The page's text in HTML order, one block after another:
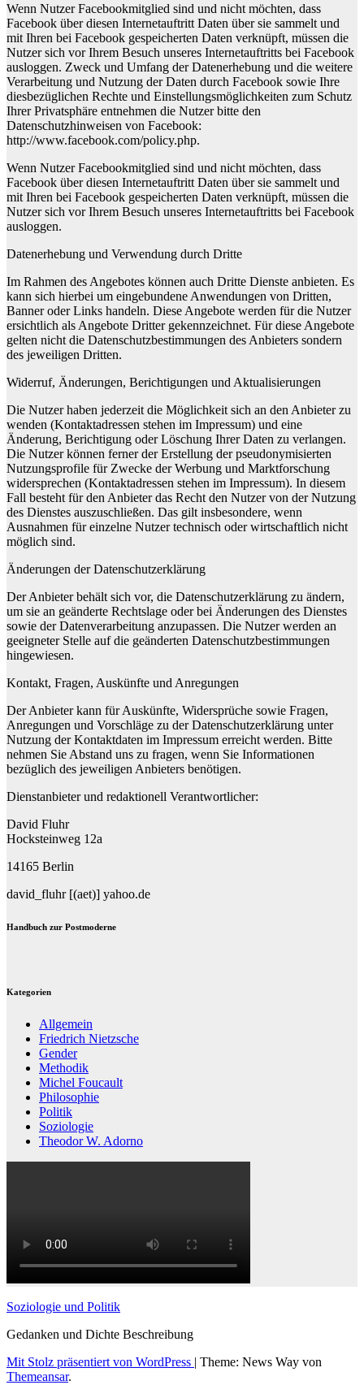
Wenn Nutzer Facebookmitglied sind und nicht möchten, dass
Facebook über diesen Internetauftritt Daten über sie sammelt und
mit Ihren bei Facebook gespeicherten Daten verknüpft, müssen die
Nutzer sich vor Ihrem Besuch unseres Internetauftritts bei Facebook
ausloggen. Zweck und Umfang der Datenerhebung und die weitere
Verarbeitung und Nutzung der Daten durch Facebook sowie Ihre
diesbezüglichen Rechte und Einstellungsmöglichkeiten zum Schutz
Ihrer Privatsphäre entnehmen die Nutzer bitte den
Datenschutzhinweisen von Facebook:
http://www.facebook.com/policy.php.
Wenn Nutzer Facebookmitglied sind und nicht möchten, dass
Facebook über diesen Internetauftritt Daten über sie sammelt und
mit Ihren bei Facebook gespeicherten Daten verknüpft, müssen die
Nutzer sich vor Ihrem Besuch unseres Internetauftritts bei Facebook
ausloggen.
Datenerhebung und Verwendung durch Dritte
Im Rahmen des Angebotes können auch Dritte Dienste anbieten. Es
kann sich hierbei um eingebundene Anwendungen von Dritten,
Banner oder Links handeln. Diese Angebote werden für die Nutzer
ersichtlich als Angebote Dritter gekennzeichnet. Für diese Angebote
gelten nicht die Datenschutzbestimmungen des Anbieters sondern
des jeweiligen Dritten.
Widerruf, Änderungen, Berichtigungen und Aktualisierungen
Die Nutzer haben jederzeit die Möglichkeit sich an den Anbieter zu
wenden (Kontaktadressen stehen im Impressum) und eine
Änderung, Berichtigung oder Löschung Ihrer Daten zu verlangen.
Die Nutzer können ferner der Erstellung der pseudonymisierten
Nutzungsprofile für Zwecke der Werbung und Marktforschung
widersprechen (Kontaktadressen stehen im Impressum). In diesem
Fall besteht für den Anbieter das Recht den Nutzer von der Nutzung
des Dienstes auszuschließen. Das gilt insbesondere, wenn
Ausnahmen für einzelne Nutzer technisch oder wirtschaftlich nicht
möglich sind.
Änderungen der Datenschutzerklärung
Der Anbieter behält sich vor, die Datenschutzerklärung zu ändern,
um sie an geänderte Rechtslage oder bei Änderungen des Dienstes
sowie der Datenverarbeitung anzupassen. Die Nutzer werden an
geeigneter Stelle auf die geänderten Datenschutzbestimmungen
hingewiesen.
Kontakt, Fragen, Auskünfte und Anregungen
Der Anbieter kann für Auskünfte, Widersprüche sowie Fragen,
Anregungen und Vorschläge zu der Datenschutzerklärung unter
Nutzung der Kontaktdaten im Impressum erreicht werden. Bitte
nehmen Sie Abstand uns zu fragen, wenn Sie Informationen
bezüglich des jeweiligen Anbieters benötigen.
Dienstanbieter und redaktionell Verantwortlicher:
David Fluhr
Hocksteinweg 12a
14165 Berlin
david_fluhr [(aet)] yahoo.de
Handbuch zur Postmoderne
Kategorien
Allgemein
Friedrich Nietzsche
Gender
Methodik
Michel Foucault
Philosophie
Politik
Soziologie
Theodor W. Adorno
Soziologie und Politik
Gedanken und Dichte Beschreibung
Mit Stolz präsentiert von WordPress | Theme: News Way von
Themeansar.